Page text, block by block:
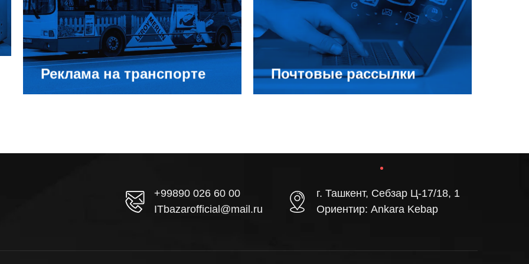
Реклама на транспорте
донести смысл изображенных людей и
надписей до пассажиров и пешеходов
Почтовые рассылки
что-нибудь новое, особенное, например,
уведомляя о скидках или обращая внимание на
поступление новых товаров, сезонных
коллекций и пр.
+99890 026 60 00
ITbazarofficial@mail.ru
г. Ташкент, Себзар Ц-17/18, 1
Ориентир: Ankara Kebap